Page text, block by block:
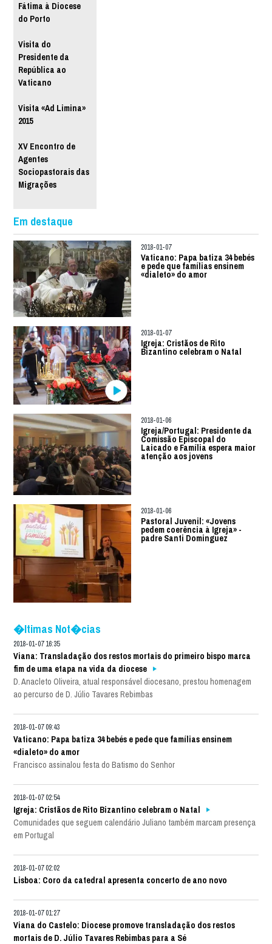
Fátima à Diocese
do Porto
Visita do
Presidente da
República ao
Vaticano
Visita «Ad Limina»
2015
XV Encontro de
Agentes
Sociopastorais das
Migrações
Em destaque
2018-01-07
Vaticano: Papa batiza 34 bebés
e pede que famílias ensinem
«dialeto» do amor
2018-01-07
Igreja: Cristãos de Rito
Bizantino celebram o Natal
2018-01-06
Igreja/Portugal: Presidente da
Comissão Episcopal do
Laicado e Família espera maior
atenção aos jovens
2018-01-06
Pastoral Juvenil: «Jovens
pedem coerência à Igreja» -
padre Santi Dominguez
�ltimas Not�cias
2018-01-07 16:35
Viana: Transladação dos restos mortais do primeiro bispo marca
fim de uma etapa na vida da diocese
D. Anacleto Oliveira, atual responsável diocesano, prestou homenagem
ao percurso de D. Júlio Tavares Rebimbas
2018-01-07 09:43
Vaticano: Papa batiza 34 bebés e pede que famílias ensinem
«dialeto» do amor
Francisco assinalou festa do Batismo do Senhor
2018-01-07 02:54
Igreja: Cristãos de Rito Bizantino celebram o Natal
Comunidades que seguem calendário Juliano também marcam presença
em Portugal
2018-01-07 02:02
Lisboa: Coro da catedral apresenta concerto de ano novo
2018-01-07 01:27
Viana do Castelo: Diocese promove transladação dos restos
mortais de D. Júlio Tavares Rebimbas para a Sé